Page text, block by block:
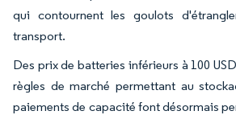
qui contournent les goulots
transport.
Des prix de batteries inférieurs à 100
règles de marché permettant au
paiements de capacité font désormais